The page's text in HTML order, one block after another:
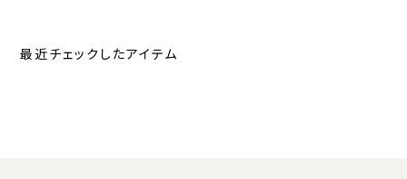
最近チェックしたアイテム